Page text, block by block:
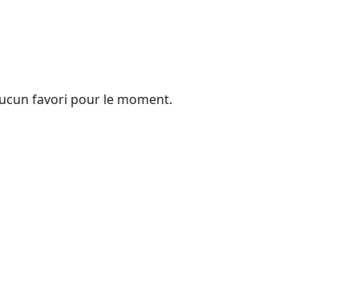
favori pour le moment.